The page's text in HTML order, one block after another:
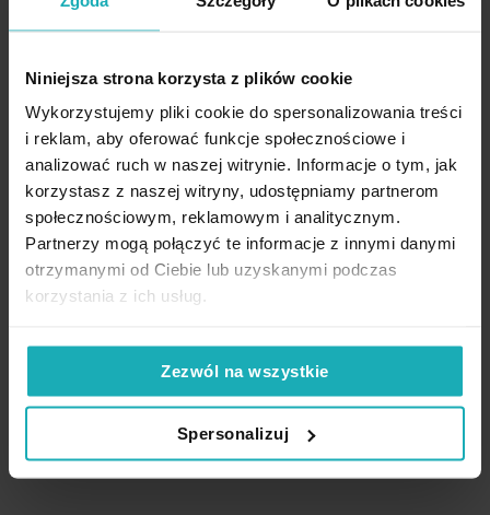
Niniejsza strona korzysta z plików cookie
Wykorzystujemy pliki cookie do spersonalizowania treści
i reklam, aby oferować funkcje społecznościowe i
analizować ruch w naszej witrynie. Informacje o tym, jak
korzystasz z naszej witryny, udostępniamy partnerom
społecznościowym, reklamowym i analitycznym.
Partnerzy mogą połączyć te informacje z innymi danymi
otrzymanymi od Ciebie lub uzyskanymi podczas
korzystania z ich usług.
Zezwól na wszystkie
Spersonalizuj
obniżką:74,90 zł
Cena regularna:74,90 zł
Dodaj do koszyka Dodaj do listy życzeń
obniżką:
82,40 zł
Dodaj do koszyka
High-contrast mode